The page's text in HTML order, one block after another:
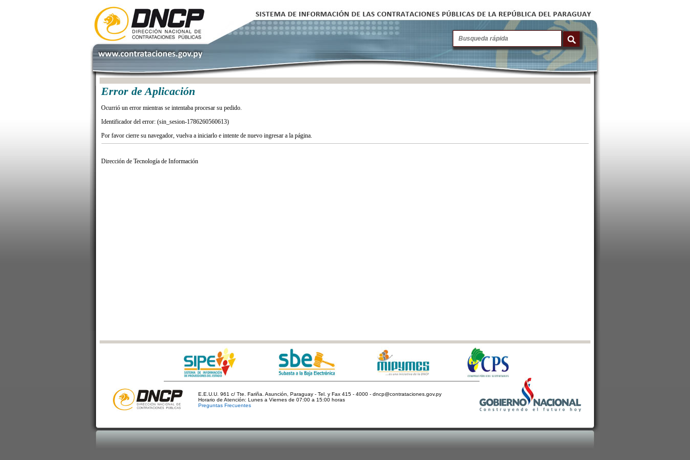
Error de Aplicación
Ocurrió un error mientras se intentaba procesar su pedido.
Identificador del error: (sin_sesion-1786260560613)
Por favor cierre su navegador, vuelva a iniciarlo e intente de nuevo ingresar a la página.
Dirección de Tecnología de Información
E.E.U.U. 961 c/ Tte. Fariña. Asunción, Paraguay - Tel. y Fax 415 - 4000 - dncp@contrataciones.gov.py
Horario de Atención: Lunes a Viernes de 07:00 a 15:00 horas
Preguntas Frecuentes